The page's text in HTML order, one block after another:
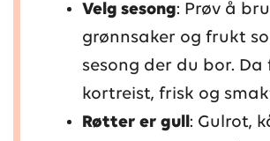
Velg sesong: Prøv å
grønnsaker og frukt
sesong der du bor. Da
kortreist, frisk og
Røtter er gull: Gulrot,